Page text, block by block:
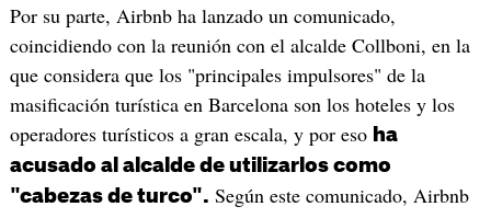
Por su parte, Airbnb ha lanzado un comunicado,
coincidiendo con la reunión con el alcalde Collboni, en la
que considera que los "principales impulsores" de la
masificación turística en Barcelona son los hoteles y los
operadores turísticos a gran escala, y por eso ha
acusado al alcalde de utilizarlos como
"cabezas de turco". Según este comunicado, Airbnb